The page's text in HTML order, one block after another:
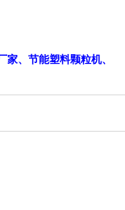
、节能塑料颗粒机、